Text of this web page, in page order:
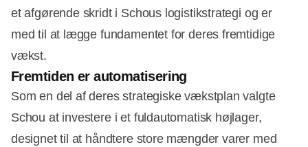
et afgørende skridt i Schous logistikstrategi og er
med til at lægge fundamentet for deres fremtidige
vækst.
Fremtiden er automatisering
Som en del af deres strategiske vækstplan valgte
Schou at investere i et fuldautomatisk højlager,
designet til at håndtere store mængder varer med